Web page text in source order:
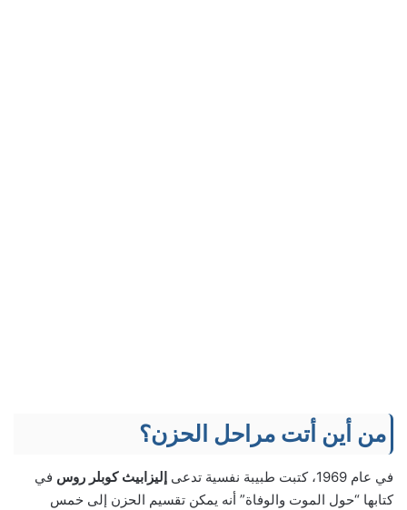
من أين أتت مراحل الحزن؟
في عام 1969، كتبت طبيبة نفسية تدعى إليزابيث كوبلر روس في
كتابها “حول الموت والوفاة” أنه يمكن تقسيم الحزن إلى خمس